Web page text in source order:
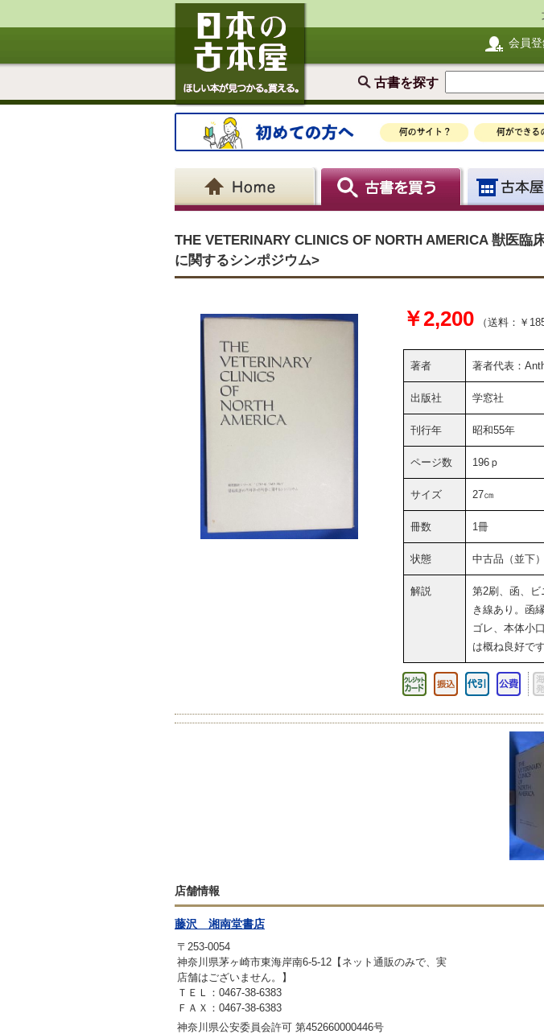
会員
古書を探す
THE VETERINARY CLINICS OF NORTH AMERICA 獣医
に関するシンポジウム>
￥2,200 （送料：￥185
著者 著者代表：
出版社 学窓社
刊行年 昭和55年
ページ数 196ｐ
サイズ 27㎝
冊数 1冊
状態 中古品（並下）
解説
第2刷、函、ビ
き線あり。函
ゴレ、本体小
は概ね良好です
店舗情報
藤沢 湘南堂書店
〒253-0054
神奈川県茅ヶ崎市東海岸南6-5-12【ネット通販のみで、実
店舗はございません。】
ＴＥＬ：0467-38-6383
ＦＡＸ：0467-38-6383
神奈川県公安委員会許可 第452660000446号